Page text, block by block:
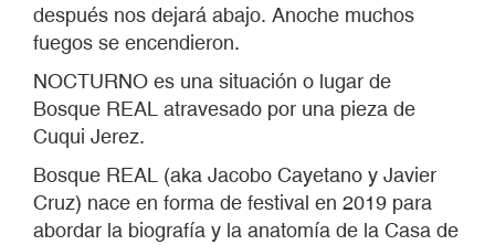
después nos dejará abajo. Anoche muchos
fuegos se encendieron.
NOCTURNO es una situación o lugar de
Bosque REAL atravesado por una pieza de
Cuqui Jerez.
Bosque REAL (aka Jacobo Cayetano y Javier
Cruz) nace en forma de festival en 2019 para
abordar la biografía y la anatomía de la Casa de